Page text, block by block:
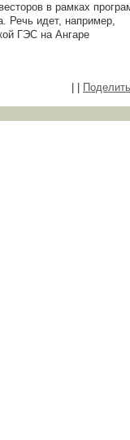
в рамках
Речь идет, например,
ГЭС на Ангаре